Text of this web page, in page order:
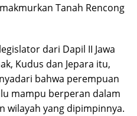
Tanah Rencong
dari Dapil II Jawa
Kudus dan Jepara itu,
bahwa perempuan
mampu berperan dalam
wilayah yang dipimpinnya.